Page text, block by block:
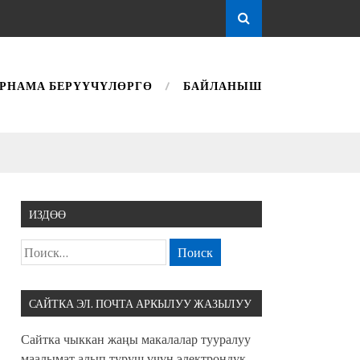
БЕРҮҮЧҮЛӨРГӨ БАЙЛАНЫШ
ИЗДӨӨ
САЙТКА ЭЛ. ПОЧТА АРКЫЛУУ ЖАЗЫЛУУ
Сайтка чыккан жаңы макалалар тууралуу